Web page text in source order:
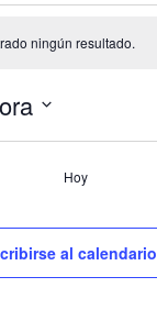
ningún resultado.
Hoy
al calendario